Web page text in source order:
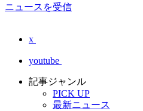
ニュースを受信
x
youtube
記事ジャンル
PICK UP
最新ニュース